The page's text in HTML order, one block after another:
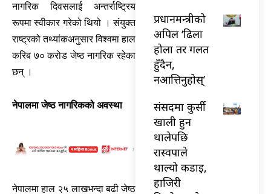
नागरिक दिवसलाई अन्तर्राष्ट्रिय
रूपमा स्वीकार गरेको थियो । संयुक्त
राष्ट्रको तथ्यांकअनुसार विश्वमा हाल
करिब ७० करोड जेष्ठ नागरिक रहेका
छन् ।
नेपालमा जेष्ठ नागरिकको अवस्था
नेपालमा हाल २५ लाखभन्दा बढी जेष्ठ
प्रधानमन्त्रीको
अपिल ‘ढिला
होला तर गलत
हुँदैन,
नआत्तिनुहोस्’
संसदमा कुर्सी
खाली हुन
थालेपछि
रास्वपाले
थाल्यो कडाइ,
हाजिरी